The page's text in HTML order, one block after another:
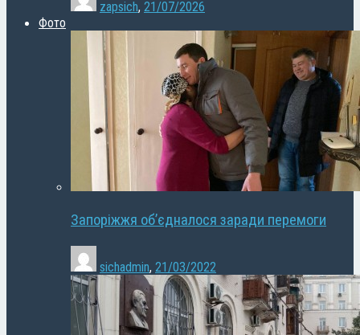
zapsich, 21/07/2026
Фото
Запоріжжя об’єдналося заради перемоги
sichadmin, 21/03/2022